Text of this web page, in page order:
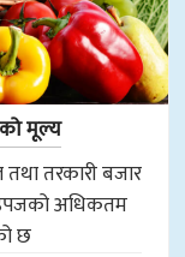
मूल्य
तरकारी बजार
अधिकतम
छ